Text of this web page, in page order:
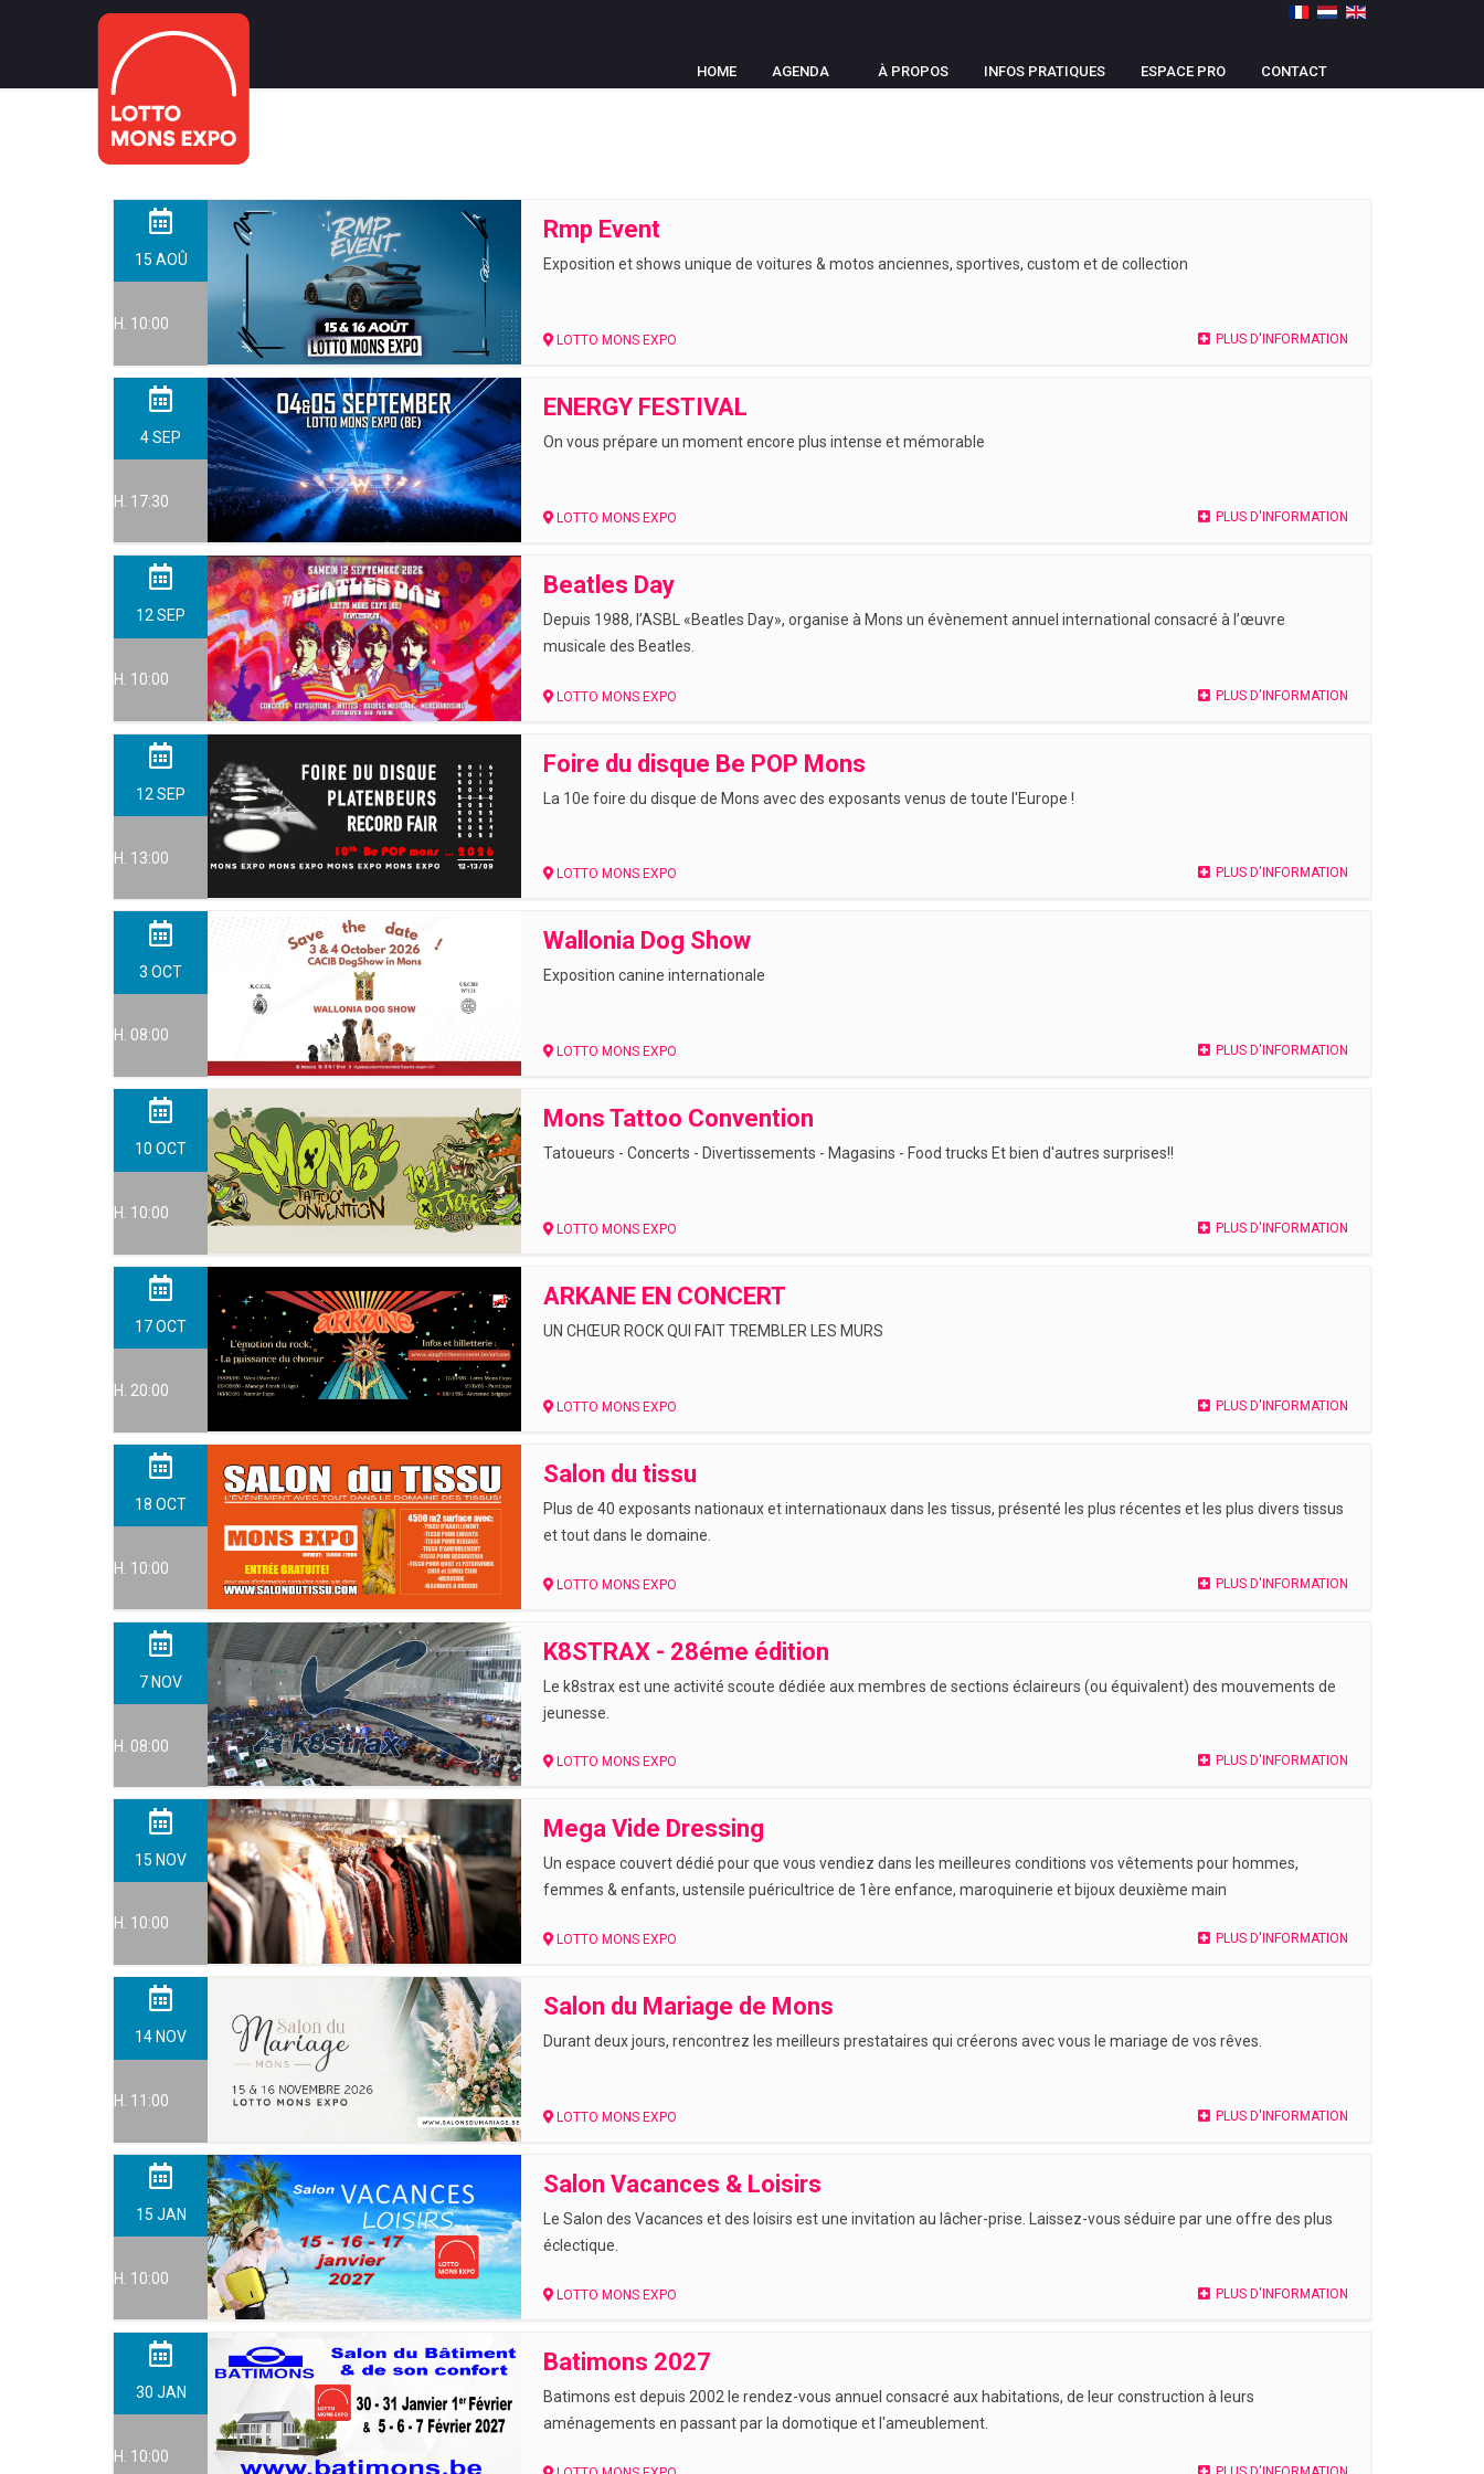
HOME AGENDA À PROPOS INFOS PRATIQUES ESPACE PRO CONTACT
15 AOÛ
H. 10:00
Rmp Event
Exposition et shows unique de voitures & motos anciennes, sportives, custom et de collection
LOTTO MONS EXPO PLUS D'INFORMATION
4SEP
H. 17:30
ENERGY FESTIVAL
On vous prépare un moment encore plus intense et mémorable
LOTTO MONS EXPO PLUS D'INFORMATION
12 SEP
H. 10:00
Beatles Day
Depuis 1988, l’ASBL «Beatles Day», organise à Mons un évènement annuel international consacré à l’œuvre
musicale des Beatles.
LOTTO MONS EXPO PLUS D'INFORMATION
12 SEP
H. 13:00
Foire du disque Be POP Mons
La 10e foire du disque de Mons avec des exposants venus de toute l'Europe !
LOTTO MONS EXPO PLUS D'INFORMATION
3 OCT
H. 08:00
Wallonia Dog Show
Exposition canine internationale
LOTTO MONS EXPO PLUS D'INFORMATION
10 OCT
H. 10:00
Mons Tattoo Convention
Tatoueurs - Concerts - Divertissements - Magasins - Food trucks Et bien d'autres surprises!!
LOTTO MONS EXPO PLUS D'INFORMATION
17OCT
H. 20:00
ARKANE EN CONCERT
UN CHŒUR ROCK QUI FAIT TREMBLER LES MURS
LOTTO MONS EXPO PLUS D'INFORMATION
18 OCT
H. 10:00
Salon du tissu
Plus de 40 exposants nationaux et internationaux dans les tissus, présenté les plus récentes et les plus divers tissus
et tout dans le domaine.
LOTTO MONS EXPO PLUS D'INFORMATION
7 NOV
H. 08:00
K8STRAX - 28éme édition
Le k8strax est une activité scoute dédiée aux membres de sections éclaireurs (ou équivalent) des mouvements de
jeunesse.
LOTTO MONS EXPO PLUS D'INFORMATION
15 NOV
H. 10:00
Mega Vide Dressing
Un espace couvert dédié pour que vous vendiez dans les meilleures conditions vos vêtements pour hommes,
femmes & enfants, ustensile puéricultrice de 1ère enfance, maroquinerie et bijoux deuxième main
LOTTO MONS EXPO PLUS D'INFORMATION
14 NOV
H. 11:00
Salon du Mariage de Mons
Durant deux jours, rencontrez les meilleurs prestataires qui créerons avec vous le mariage de vos rêves.
LOTTO MONS EXPO PLUS D'INFORMATION
15 JAN
H. 10:00
Salon Vacances & Loisirs
Le Salon des Vacances et des loisirs est une invitation au lâcher-prise. Laissez-vous séduire par une offre des plus
éclectique.
LOTTO MONS EXPO PLUS D'INFORMATION
30 JAN
H. 10:00
Batimons 2027
Batimons est depuis 2002 le rendez-vous annuel consacré aux habitations, de leur construction à leurs
aménagements en passant par la domotique et l'ameublement.